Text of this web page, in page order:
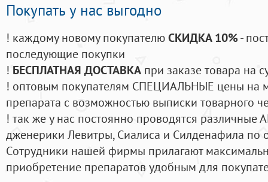
Покупать у нас выгодно
! каждому новому покупателюСКИДКА 10%-
последующие покупки
! БЕСПЛАТНАЯ ДОСТАВКА при заказе товара на
! оптовым покупателям СПЕЦИАЛЬНЫЕ цены на
препарата с возможностью выписки товарного
! так же у нас постоянно проводятся
дженерики Левитры, Сиалиса и Силденафила по
Cотрудники нашей фирмы прилагают
приобретение препаратов удобным для